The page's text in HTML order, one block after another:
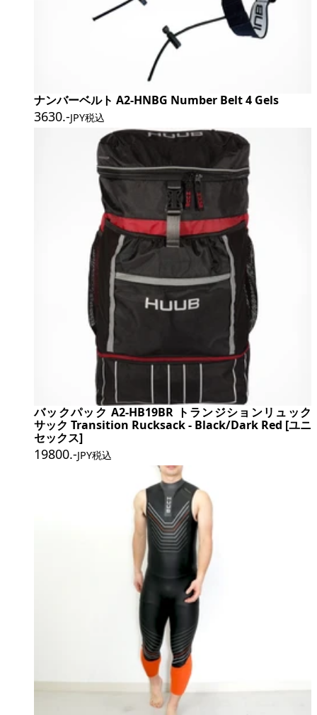
ナンバーベルト A2-HNBG Number Belt 4 Gels
3630.-JPY税込
バックパック A2-HB19BR トランジションリュック
サック Transition Rucksack - Black/Dark Red [ユニ
セックス]
19800.-JPY税込